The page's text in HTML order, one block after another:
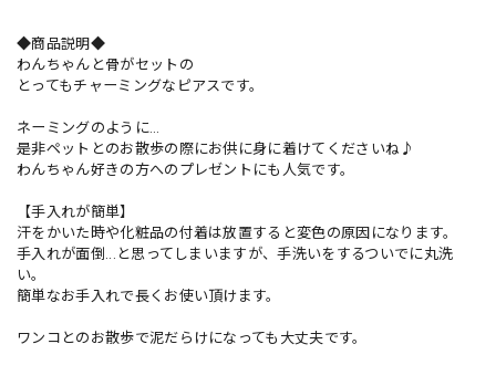
◆商品説明◆
わんちゃんと骨がセットの
とってもチャーミングなピアスです。
ネーミングのように…
是非ペットとのお散歩の際にお供に身に着けてくださいね♪
わんちゃん好きの方へのプレゼントにも人気です。
【手入れが簡単】
汗をかいた時や化粧品の付着は放置すると変色の原因になります。
手入れが面倒...と思ってしまいますが、手洗いをするついでに丸洗
い。
簡単なお手入れで長くお使い頂けます。
ワンコとのお散歩で泥だらけになっても大丈夫です。